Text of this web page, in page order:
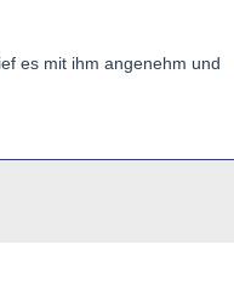
es mit ihm angenehm und